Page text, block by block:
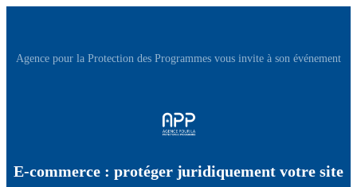
Agence pour la Protection des Programmes vous invite à son événement
E-commerce : protéger juridiquement votre site